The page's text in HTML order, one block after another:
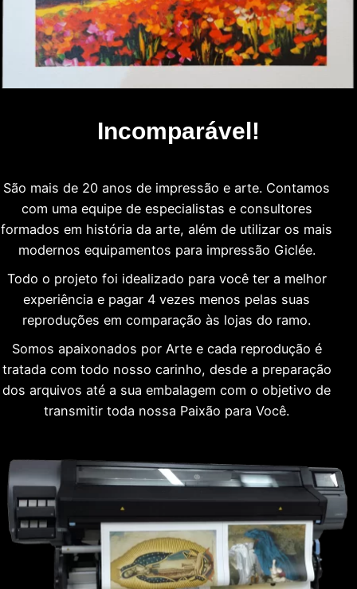
Incomparável!
São mais de 20 anos de impressão e arte. Contamos
com uma equipe de especialistas e consultores
formados em história da arte, além de utilizar os mais
modernos equipamentos para impressão Giclée.
Todo o projeto foi idealizado para você ter a melhor
experiência e pagar 4 vezes menos pelas suas
reproduções em comparação às lojas do ramo.
Somos apaixonados por Arte e cada reprodução é
tratada com todo nosso carinho, desde a preparação
dos arquivos até a sua embalagem com o objetivo de
transmitir toda nossa Paixão para Você.